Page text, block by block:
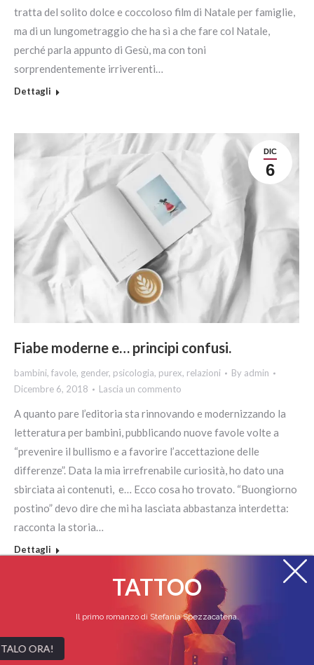
tratta del solito dolce e coccoloso film di Natale per famiglie,
ma di un lungometraggio che ha sì a che fare col Natale,
perché parla appunto di Gesù, ma con toni
sorprendentemente irriverenti…
Dettagli
DIC
6
Fiabe moderne e… principi confusi.
bambini, favole, gender, psicologia, purex, relazioni By admin
Dicembre 6, 2018
Lascia un commento
A quanto pare l’editoria sta rinnovando e modernizzando la
letteratura per bambini, pubblicando nuove favole volte a
“prevenire il bullismo e a favorire l’accettazione delle
differenze”. Data la mia irrefrenabile curiosità, ho dato una
sbirciata ai contenuti, e… Ecco cosa ho trovato. “Buongiorno
postino” devo dire che mi ha lasciata abbastanza interdetta:
racconta la storia…
Dettagli
TATTOO
Il primo romanzo di Stefania Spezzacatena.
ACQUISTALO ORA!